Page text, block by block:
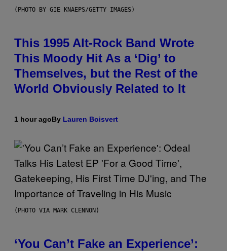
(PHOTO BY GIE KNAEPS/GETTY IMAGES)
This 1995 Alt-Rock Band Wrote
This Moody Hit As a ‘Dig’ to
Themselves, but the Rest of the
World Obviously Related to It
1 hour agoBy Lauren Boisvert
(PHOTO VIA MARK CLENNON)
‘You Can’t Fake an Experience’: